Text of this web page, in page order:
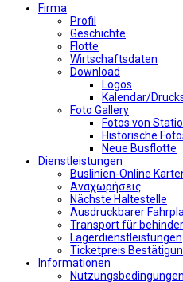
Firma
Profil
Geschichte
Flotte
Wirtschaftsdaten
Download
Logos
Kalendar/
Foto Gallery
Fotos von
Historische
Neue Busflotte
Dienstleistungen
Buslinien-Online
Αναχωρήσεις
Nächste Haltestelle
Αusdruckbarer
Transport für
Lagerdienstleistungen
Ticketpreis
Informationen